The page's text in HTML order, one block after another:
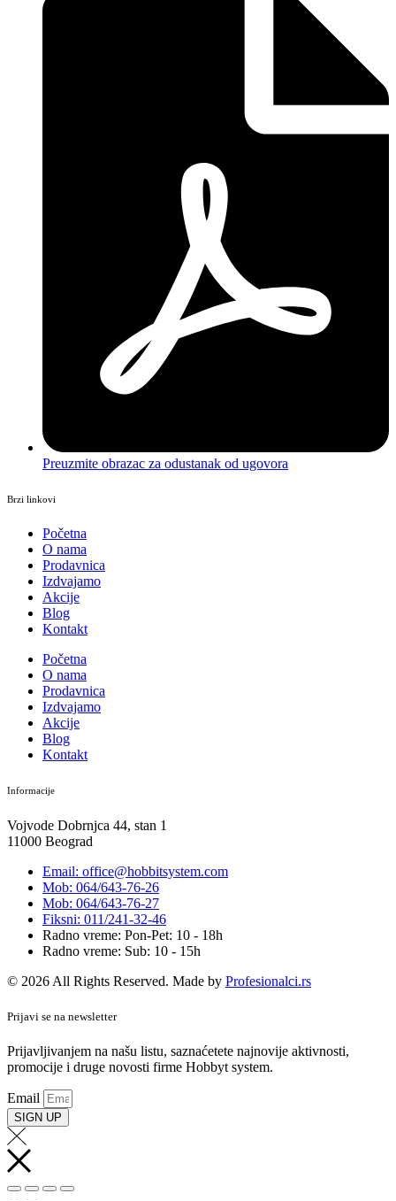
Preuzmite obrazac za odustanak od ugovora
Brzi linkovi
Početna
O nama
Prodavnica
Izdvajamo
Akcije
Blog
Kontakt
Početna
O nama
Prodavnica
Izdvajamo
Akcije
Blog
Kontakt
Informacije
Vojvode Dobrnjca 44, stan 1
11000 Beograd
Email: office@hobbitsystem.com
Mob: 064/643-76-26
Mob: 064/643-76-27
Fiksni: 011/241-32-46
Radno vreme: Pon-Pet: 10 - 18h
Radno vreme: Sub: 10 - 15h
© 2026 All Rights Reserved. Made by Profesionalci.rs
Prijavi se na newsletter
Prijavljivanjem na našu listu, saznaćetete najnovije aktivnosti,
promocije i druge novosti firme Hobbyt system.
Email
SIGN UP